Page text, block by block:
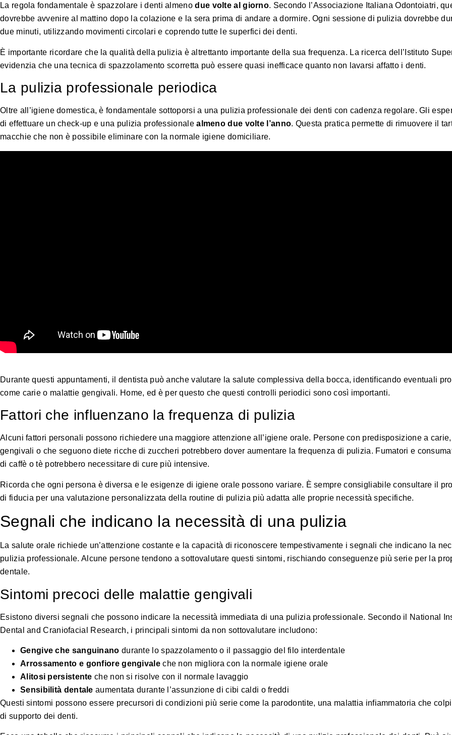
La regola fondamentale è spazzolare i denti almenodue volte al giorno. Secondo l’Associazione Italiana Odontoiatri,
dovrebbe avvenire al mattino dopo la colazione e la sera prima di andare a dormire. Ogni sessione di pulizia dovrebbe
due minuti, utilizzando movimenti circolari e coprendo tutte le superfici dei denti.
È importante ricordare che la qualità della pulizia è altrettanto importante della sua frequenza. La ricerca dell’Istituto
evidenzia che una tecnica di spazzolamento scorretta può essere quasi inefficace quanto non lavarsi affatto i denti.
La pulizia professionale periodica
Oltre all’igiene domestica, è fondamentale sottoporsi a una pulizia professionale dei denti con cadenza regolare. Gli
di effettuare un check-up e una pulizia professionalealmeno due volte l’anno. Questa pratica permette di rimuovere il
macchie che non è possibile eliminare con la normale igiene domiciliare.
Durante questi appuntamenti, il dentista può anche valutare la salute complessiva della bocca, identificando eventuali
come carie o malattie gengivali. Home, ed è per questo che questi controlli periodici sono così importanti.
Fattori che influenzano la frequenza di pulizia
Alcuni fattori personali possono richiedere una maggiore attenzione all’igiene orale. Persone con predisposizione a
gengivali o che seguono diete ricche di zuccheri potrebbero dover aumentare la frequenza di pulizia. Fumatori e
di caffè o tè potrebbero necessitare di cure più intensive.
Ricorda che ogni persona è diversa e le esigenze di igiene orale possono variare. È sempre consigliabile consultare il
di fiducia per una valutazione personalizzata della routine di pulizia più adatta alle proprie necessità specifiche.
Segnali che indicano la necessità di una pulizia
La salute orale richiede un’attenzione costante e la capacità di riconoscere tempestivamente i segnali che indicano la
pulizia professionale. Alcune persone tendono a sottovalutare questi sintomi, rischiando conseguenze più serie per la
dentale.
Sintomi precoci delle malattie gengivali
Esistono diversi segnali che possono indicare la necessità immediata di una pulizia professionale. Secondo il National
Dental and Craniofacial Research, i principali sintomi da non sottovalutare includono:
Gengive che sanguinano durante lo spazzolamento o il passaggio del filo interdentale
Arrossamento e gonfiore gengivaleche non migliora con la normale igiene orale
Alitosi persistente che non si risolve con il normale lavaggio
Sensibilità dentale aumentata durante l’assunzione di cibi caldi o freddi
Questi sintomi possono essere precursori di condizioni più serie come la parodontite, una malattia infiammatoria che
di supporto dei denti.